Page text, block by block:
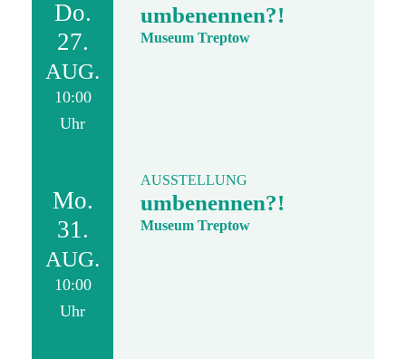
Do.
27.
AUG.
10:00
Uhr
umbenennen?!
Museum Treptow
Mo.
31.
AUG.
10:00
Uhr
AUSSTELLUNG
umbenennen?!
Museum Treptow